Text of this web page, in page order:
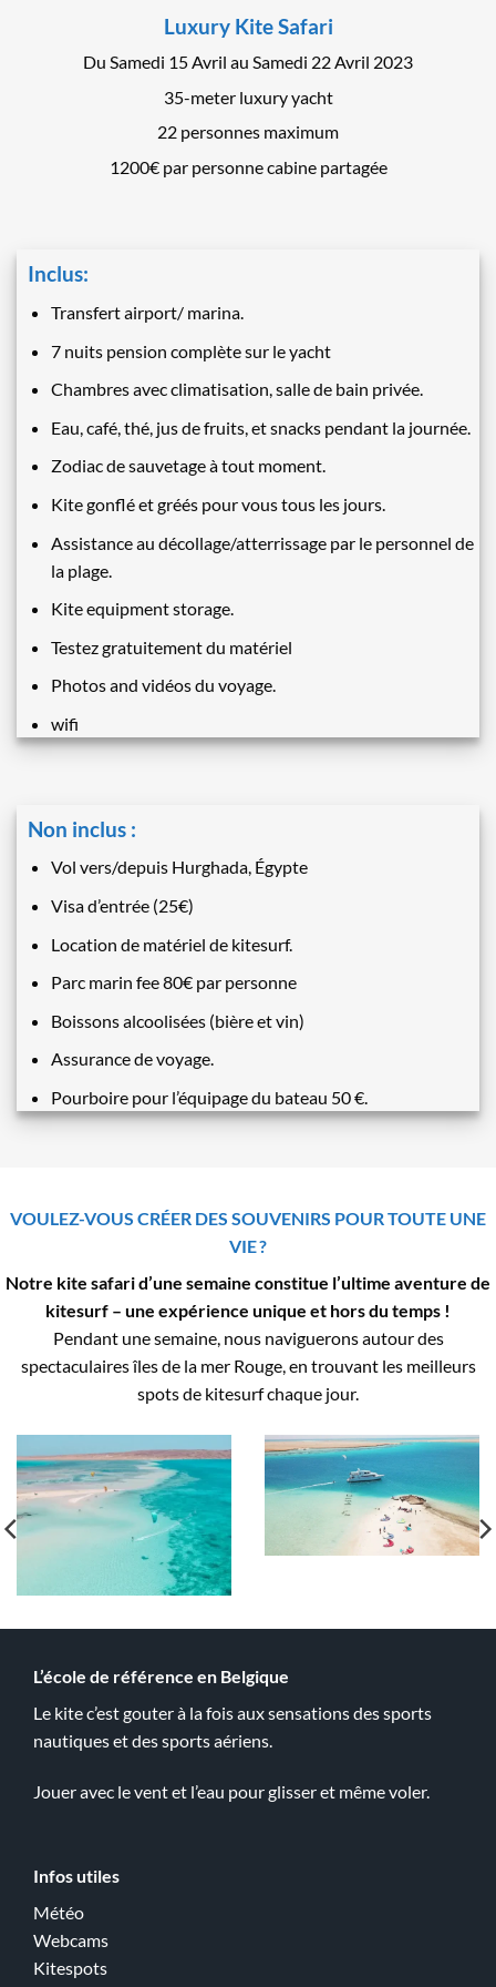
Luxury Kite Safari
Du Samedi 15 Avril au Samedi 22 Avril 2023
35-meter luxury yacht
22 personnes maximum
1200€ par personne cabine partagée
Inclus:
Transfert airport/ marina.
7 nuits pension complète sur le yacht
Chambres avec climatisation, salle de bain privée.
Eau, café, thé, jus de fruits, et snacks pendant la journée.
Zodiac de sauvetage à tout moment.
Kite gonflé et gréés pour vous tous les jours.
Assistance au décollage/atterrissage par le personnel de
la plage.
Kite equipment storage.
Testez gratuitement du matériel
Photos and vidéos du voyage.
wifi
Non inclus :
Vol vers/depuis Hurghada, Égypte
Visa d’entrée (25€)
Location de matériel de kitesurf.
Parc marin fee 80€ par personne
Boissons alcoolisées (bière et vin)
Assurance de voyage.
Pourboire pour l’équipage du bateau 50 €.
VOULEZ-VOUS CRÉER DES SOUVENIRS POUR TOUTE UNE
VIE ?
Notre kite safari d’une semaine constitue l’ultime aventure de
kitesurf – une expérience unique et hors du temps !
Pendant une semaine, nous naviguerons autour des
spectaculaires îles de la mer Rouge, en trouvant les meilleurs
spots de kitesurf chaque jour.
L’école de référence en Belgique
Le kite c’est gouter à la fois aux sensations des sports
nautiques et des sports aériens.
Jouer avec le vent et l’eau pour glisser et même voler.
Infos utiles
Météo
Webcams
Kitespots